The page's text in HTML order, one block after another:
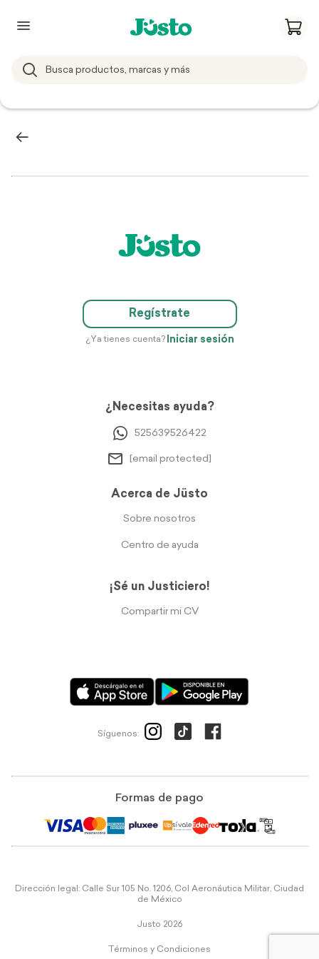
Regístrate
¿Ya tienes cuenta? Iniciar sesión
¿Necesitas ayuda?
525639526422
[email protected]
Acerca de Jüsto
Sobre nosotros
Centro de ayuda
¡Sé un Justiciero!
Compartir mi CV
Síguenos:
Formas de pago
Dirección legal: Calle Sur 105 No. 1206, Col Aeronáutica Militar, Ciudad
de México
Justo 2026
Términos y Condiciones